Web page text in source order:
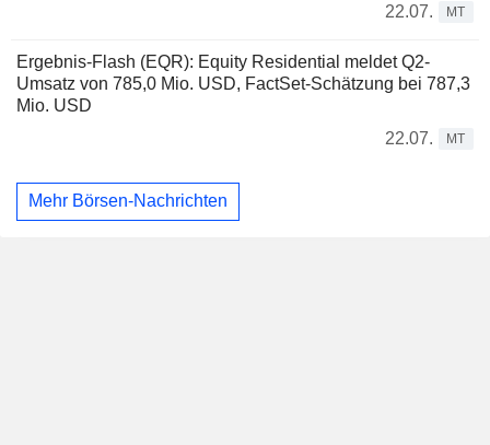
22.07.
MT
Ergebnis-Flash (EQR): Equity Residential meldet Q2-
Umsatz von 785,0 Mio. USD, FactSet-Schätzung bei 787,3
Mio. USD
22.07.
MT
Mehr Börsen-Nachrichten